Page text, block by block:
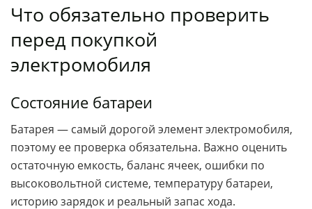
Что обязательно проверить
перед покупкой
электромобиля
Состояние батареи
Батарея — самый дорогой элемент электромобиля,
поэтому ее проверка обязательна. Важно оценить
остаточную емкость, баланс ячеек, ошибки по
высоковольтной системе, температуру батареи,
историю зарядок и реальный запас хода.